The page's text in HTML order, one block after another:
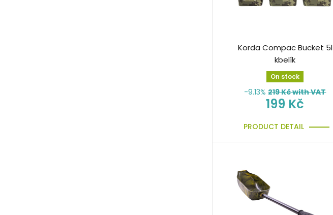
Korda Compac Bucket 5l
kbelík
On stock
-9.13% 219Kč with VAT
199 Kč
PRODUCT DETAIL